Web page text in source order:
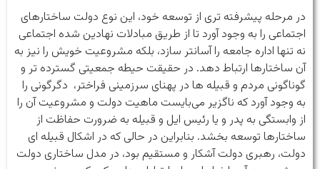
در مرحله پیشرفته تری از توسعه خود، این نوع دولت ساختارهای
اجتماعی را به وجود آورد تا از طریق مبادلات نهادین شده اجتماعی
نه تنها اداره جامعه را آسانتر سازد، بلکه مشروعیت خویش را نیز به
آن ساختارها ارتباط دهد. در حقیقت حیطه جمعیتی گسترده تر و
گوناگونی مردم و قبیله ها در پهنای سرزمینی فراختر، دگرگونی را
به وجود آورد که ناگزیر می‌بایست ماهیت دولت و مشروعیت آن را
از وابستگی به پدر و یا رئیس ایل و قبیله به ضرورت حفاظت از
ساختارها توسعه بخشد. بنابراین در حالی که در اشکال قبیله ای
دولت، رهبری دولت آشکار و مستقیم بود، در مدل ساختاری دولت